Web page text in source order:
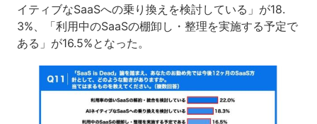
イティブなSaaSへの乗り換えを検討している」が18.
3%、「利用中のSaaSの棚卸し・整理を実施する予定で
ある」が16.5%となった。